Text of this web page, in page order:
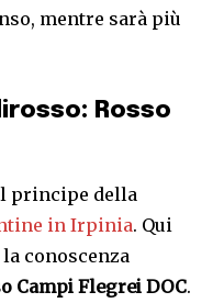
mentre sarà più
Rosso
principe della
in Irpinia. Qui
conoscenza
Campi Flegrei DOC.